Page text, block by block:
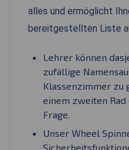
alles und ermöglicht
bereitgestellten Liste
Lehrer können
zufällige
Klassenzimmer zu
einem zweiten
Frage.
Unser Wheel